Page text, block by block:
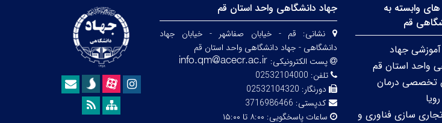
وابسته به
قم
جهاد
واحد استان قم
تخصصی درمان
سازی فناوری و
جهاد دانشگاهی واحد استان قم
نشانی: قم - خیابان صفاشهر - خیابان جهاد
دانشگاهی - جهاد دانشگاهی واحد استان قم
پست الکترونیکی:
تلفن: 02532104000
دورنگار: 02532104320
کدپستی: 3716986466
ساعات پاسخگویی: ۸:۰۰ تا ۱۵:۰۰